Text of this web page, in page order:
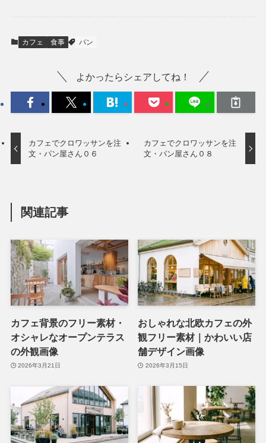
カフェ 食事 パン
よかったらシェアしてね！
カフェでクロワッサンを注
文・パン屋さん０６
カフェでクロワッサンを注
文・パン屋さん０８
関連記事
カフェ背景のフリー素材・
オシャレなオープンテラス
の外観画像
2026年3月21日
おしゃれな北欧カフェの外
観フリー素材｜かわいい店
舗デザイン画像
2026年3月15日